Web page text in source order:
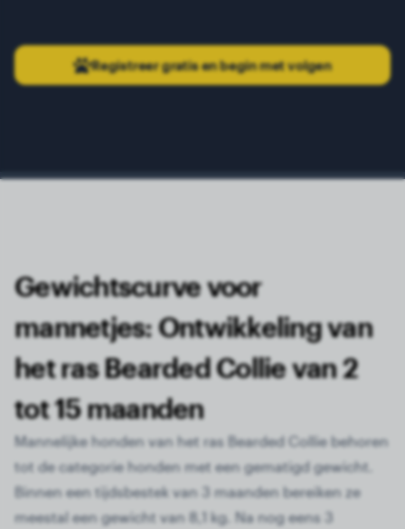
Registreer gratis en begin met volgen
Gewichtscurve voor
mannetjes: Ontwikkeling van
het ras Bearded Collie van 2
tot 15 maanden
Mannelijke honden van het ras Bearded Collie behoren
tot de categorie honden met een gematigd gewicht.
Binnen een tijdsbestek van 3 maanden bereiken ze
meestal een gewicht van 8,1 kg. Na nog eens 3